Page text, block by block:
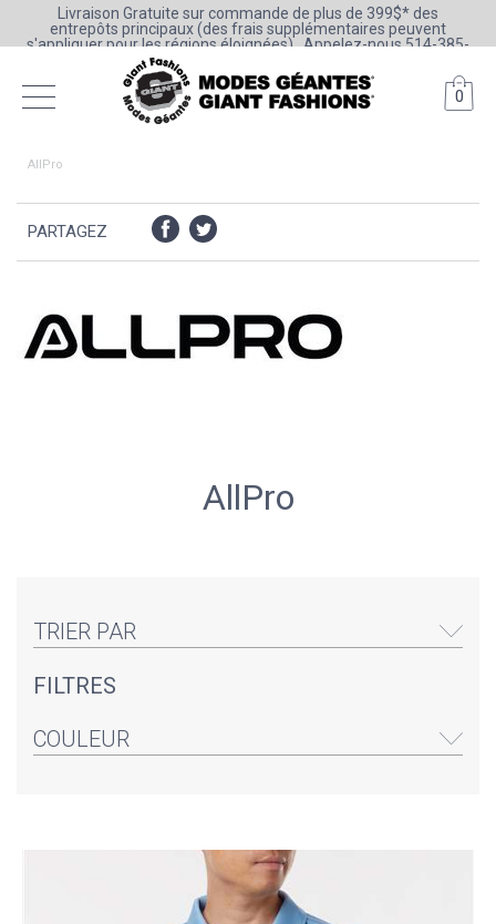
Livraison Gratuite sur commande de plus de 399$* des
entrepôts principaux (des frais supplémentaires peuvent
s'appliquer pour les régions éloignées) . Appelez-nous 514-385-
6205 ou 1-800-361-0777
0
AllPro
PARTAGEZ
AllPro
TRIER PAR
FILTRES
COULEUR